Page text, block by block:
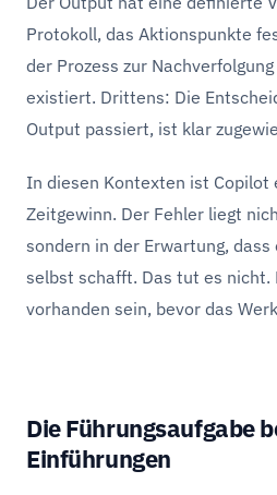
Protokoll, das Aktionspunkte
der Prozess zur
existiert. Drittens: Die
Output passiert, ist klar
In diesen Kontexten ist Copilot
Zeitgewinn. Der Fehler liegt
sondern in der Erwartung,
selbst schafft. Das tut es nicht.
vorhanden sein, bevor das
Die Führungsaufgabe
Einführungen